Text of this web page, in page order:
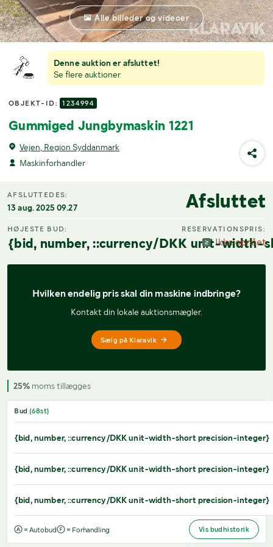
Denne auktion er afsluttet!
Se flere auktioner
OBJEKT-ID: 1234994
Gummiged Jungbymaskin 1221
Vejen, Region Syddanmark
Maskinforhandler
Alle billeder og videoer
AFSLUTTEDES:
13 aug. 2025 09.27 Afsluttet
HØJESTE BUD:
{bid, number, ::currency/DKK unit-width-
RESERVATIONSPRIS:
Ikke opnået
Hvilken endelig pris skal din maskine indbringe?
Kontakt din lokale auktionsmægler.
Sælg på Klaravik
25% moms tillægges
Bud (68st)
{bid, number, ::currency/DKK unit-width-short precision-integer}
{bid, number, ::currency/DKK unit-width-short precision-integer}
{bid, number, ::currency/DKK unit-width-short precision-integer}
= Autobud = Forhandling Vis budhistorik